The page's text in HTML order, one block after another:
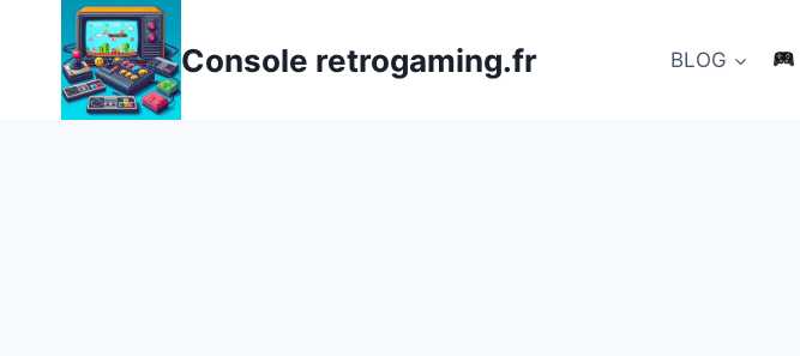
contenu
Console retrogaming.fr BLOG